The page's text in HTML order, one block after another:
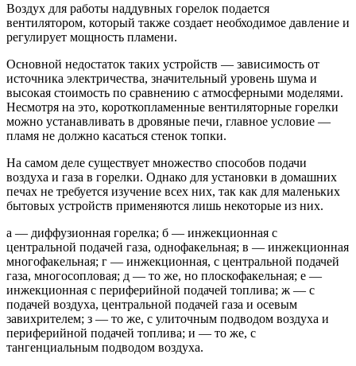
Воздух для работы наддувных горелок подается
вентилятором, который также создает необходимое давление и
регулирует мощность пламени.
Основной недостаток таких устройств — зависимость от
источника электричества, значительный уровень шума и
высокая стоимость по сравнению с атмосферными моделями.
Несмотря на это, короткопламенные вентиляторные горелки
можно устанавливать в дровяные печи, главное условие —
пламя не должно касаться стенок топки.
На самом деле существует множество способов подачи
воздуха и газа в горелки. Однако для установки в домашних
печах не требуется изучение всех них, так как для маленьких
бытовых устройств применяются лишь некоторые из них.
а — диффузионная горелка; б — инжекционная с
центральной подачей газа, однофакельная; в — инжекционная
многофакельная; г — инжекционная, с центральной подачей
газа, многосопловая; д — то же, но плоскофакельная; е —
инжекционная с периферийной подачей топлива; ж — с
подачей воздуха, центральной подачей газа и осевым
завихрителем; з — то же, с улиточным подводом воздуха и
периферийной подачей топлива; и — то же, с
тангенциальным подводом воздуха.